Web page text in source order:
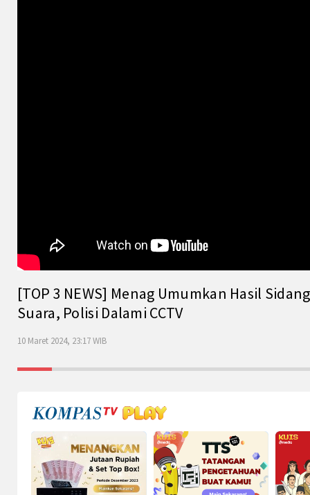
[TOP 3 NEWS] Menag Umumkan Hasil
Suara, Polisi Dalami CCTV
10 Maret 2024, 23:17 WIB